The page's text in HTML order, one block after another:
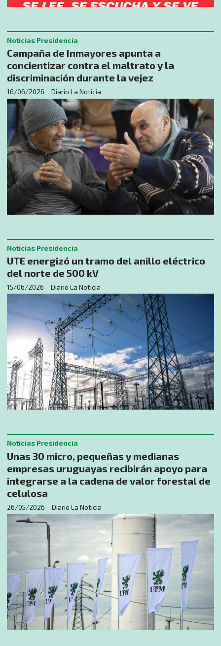
Campaña de Inmayores apunta a
concientizar contra el maltrato y la
discriminación durante la vejez
Diario La Noticia
Noticias Presidencia
16/06/2026
UTE energizó un tramo del anillo eléctrico
del norte de 500 kV
Diario La Noticia
Noticias Presidencia
15/06/2026
Unas 30 micro, pequeñas y medianas
empresas uruguayas recibirán apoyo para
integrarse a la cadena de valor forestal de
celulosa
Diario La Noticia
Noticias Presidencia
26/05/2026